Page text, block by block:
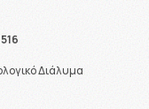
Διάλυμα